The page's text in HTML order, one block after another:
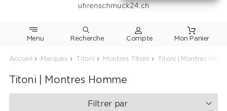
Menu Recherche
Accueil Marques Titoni Montres Titoni Titoni | Montres
Titoni | Montres Homme
Filtrer par